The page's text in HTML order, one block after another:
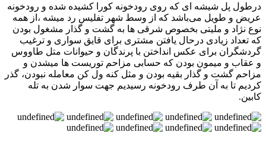
درطول پل شیشه ای که روی رودخونه کورا کشیده شده و رودخونه
عریض و طویل می‌باشد که از وسط شهر تفلیس رد میشه ،از همه
نوع نژاد و ملیتی بخصوص شرقی ها به گشت و گذار مشغول بودن
که تعداد زیادی درحال یافتن مشتری برای قایق سواری و ترغیب
گردشگران برای عکس انداختن با پرندگان و حیوانات متل طاووس
و عقاب و میمون بودن که حسابی مزاحم توریست ها میشدن و
مزاحم گشت و گذار بقیه بودن و مثل کنه ول کن معامله نبودن، گذر
کردیم تا به آن طرف رودخونه رسیدیم جهت سوار شدن به تله
کابین.